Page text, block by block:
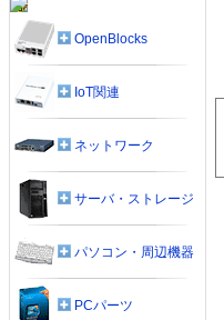
OpenBlocks
IoT関連
ネットワーク
サーバ・ストレージ
パソコン・周辺機器
PCパーツ